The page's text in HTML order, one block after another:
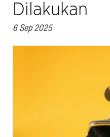
Dilakukan
6 Sep 2025